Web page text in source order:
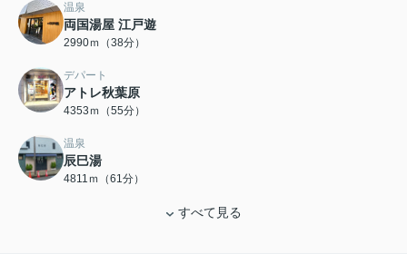
温泉
両国湯屋 江戸遊
2990ｍ（38分）
デパート
アトレ秋葉原
4353ｍ（55分）
温泉
辰巳湯
4811ｍ（61分）
すべて見る